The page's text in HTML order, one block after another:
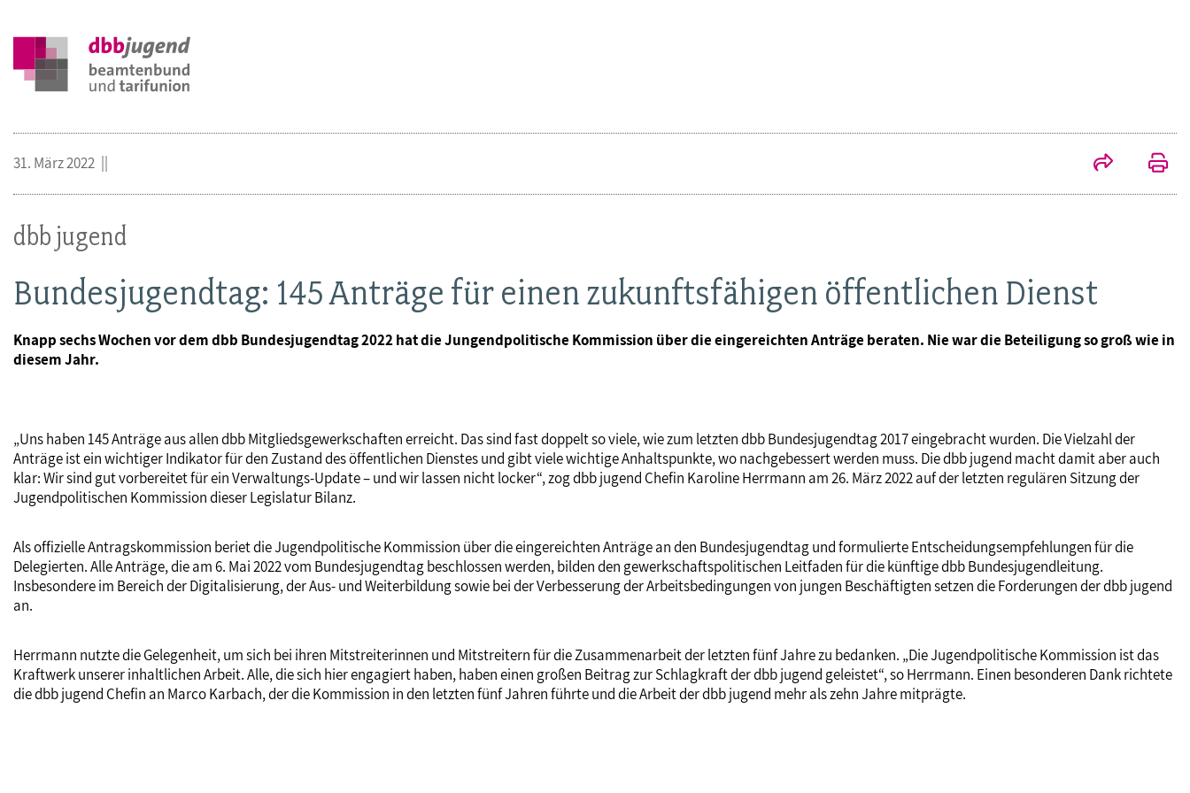
dbb jugend
Bundesjugendtag: 145 Anträge für einen zukunftsfähigen öffentlichen Dienst
Knapp sechs Wochen vor dem dbb Bundesjugendtag 2022 hat die Jungendpolitische Kommission über die eingereichten Anträge beraten. Nie war die Beteiligung so groß wie in
diesem Jahr.
31. März 2022
„Uns haben 145 Anträge aus allen dbb Mitgliedsgewerkschaften erreicht. Das sind fast doppelt so viele, wie zum letzten dbb Bundesjugendtag 2017 eingebracht wurden. Die Vielzahl der
Anträge ist ein wichtiger Indikator für den Zustand des öffentlichen Dienstes und gibt viele wichtige Anhaltspunkte, wo nachgebessert werden muss. Die dbb jugend macht damit aber auch
klar: Wir sind gut vorbereitet für ein Verwaltungs-Update – und wir lassen nicht locker“, zog dbb jugend Chefin Karoline Herrmann am 26. März 2022 auf der letzten regulären Sitzung der
Jugendpolitischen Kommission dieser Legislatur Bilanz.
Als offizielle Antragskommission beriet die Jugendpolitische Kommission über die eingereichten Anträge an den Bundesjugendtag und formulierte Entscheidungsempfehlungen für die
Delegierten. Alle Anträge, die am 6. Mai 2022 vom Bundesjugendtag beschlossen werden, bilden den gewerkschaftspolitischen Leitfaden für die künftige dbb Bundesjugendleitung.
Insbesondere im Bereich der Digitalisierung, der Aus- und Weiterbildung sowie bei der Verbesserung der Arbeitsbedingungen von jungen Beschäftigten setzen die Forderungen der dbb jugend
an.
Herrmann nutzte die Gelegenheit, um sich bei ihren Mitstreiterinnen und Mitstreitern für die Zusammenarbeit der letzten fünf Jahre zu bedanken. „Die Jugendpolitische Kommission ist das
Kraftwerk unserer inhaltlichen Arbeit. Alle, die sich hier engagiert haben, haben einen großen Beitrag zur Schlagkraft der dbb jugend geleistet“, so Herrmann. Einen besonderen Dank richtete
die dbb jugend Chefin an Marco Karbach, der die Kommission in den letzten fünf Jahren führte und die Arbeit der dbb jugend mehr als zehn Jahre mitprägte.